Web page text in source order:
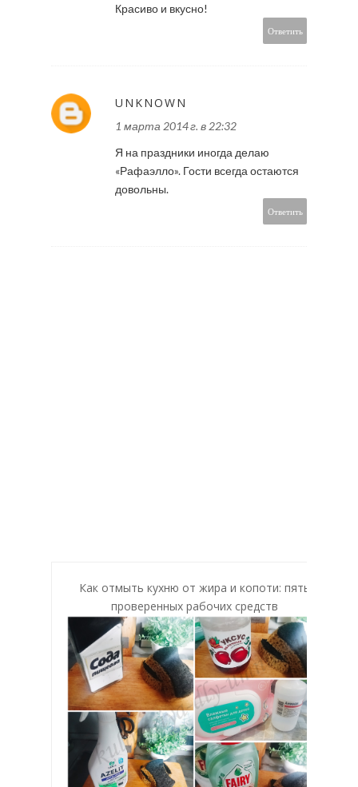
Красиво и вкусно!
Ответить
UNKNOWN
1 марта 2014 г. в 22:32
Я на праздники иногда делаю
«Рафаэлло». Гости всегда остаются
довольны.
Ответить
Как отмыть кухню от жира и копоти: пять
проверенных рабочих средств